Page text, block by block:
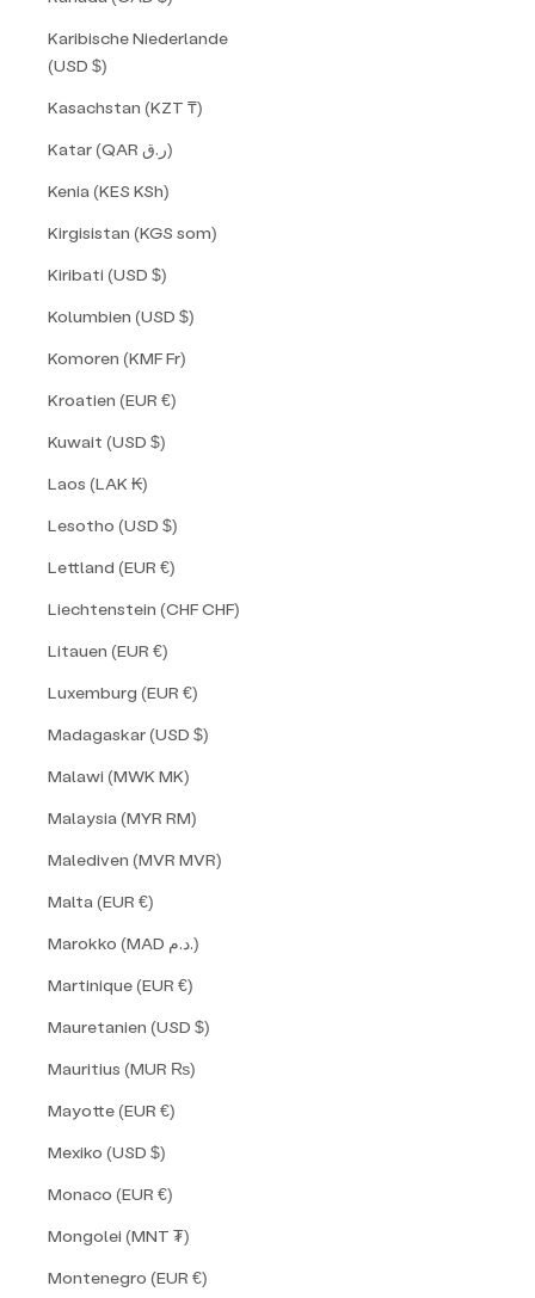
Karibische Niederlande
(USD $)
Kasachstan (KZT ₸)
Katar (QAR ر.ق)
Kenia (KES KSh)
Kirgisistan (KGS som)
Kiribati (USD $)
Kolumbien (USD $)
Komoren (KMF Fr)
Kroatien (EUR €)
Kuwait (USD $)
Laos (LAK ₭)
Lesotho (USD $)
Lettland (EUR €)
Liechtenstein (CHF CHF)
Litauen (EUR €)
Luxemburg (EUR €)
Madagaskar (USD $)
Malawi (MWK MK)
Malaysia (MYR RM)
Malediven (MVR MVR)
Malta (EUR €)
Marokko (MAD د.م.)
Martinique (EUR €)
Mauretanien (USD $)
Mauritius (MUR ₨)
Mayotte (EUR €)
Mexiko (USD $)
Monaco (EUR €)
Mongolei (MNT ₮)
Montenegro (EUR €)